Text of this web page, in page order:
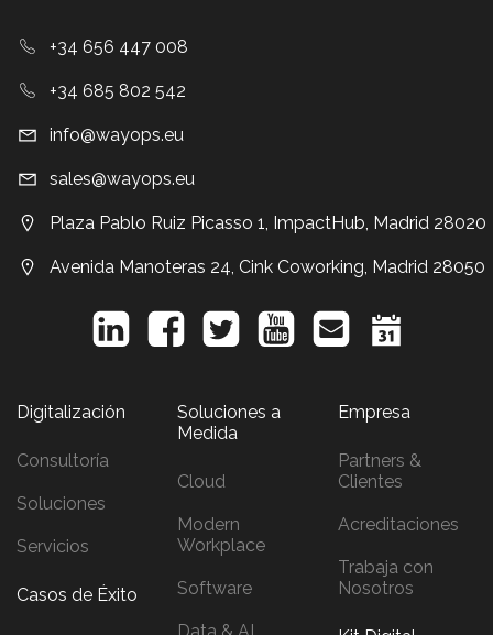
+34 656 447 008
+34 685 802 542
info@wayops.eu
sales@wayops.eu
Plaza Pablo Ruiz Picasso 1, ImpactHub, Madrid 28020
Avenida Manoteras 24, Cink Coworking, Madrid 28050
Digitalización
Consultoría
Soluciones
Servicios
Casos de Éxito
Soluciones a
Medida
Cloud
Modern
Workplace
Software
Empresa
Partners &
Clientes
Acreditaciones
Trabaja con
Nosotros